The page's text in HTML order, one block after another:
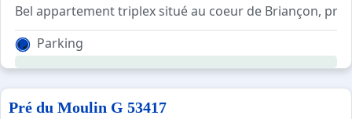
Bel appartement triplex situé au coeur de Briançon,
Il se compose d'une pièce principale donnant au balcon
Cave disponible pour skis et vélo .
Parking privé lié à la résidence. Vue panoramique!
Parking
Pré du Moulin G 53417